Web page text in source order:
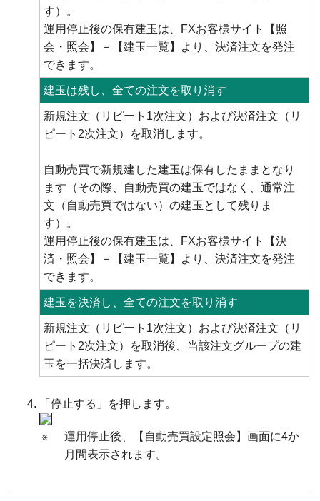
す）。
運用停止後の保有建玉は、FXお客様サイト【照
会・照会】－【建玉一覧】より、決済注文を発注
できます。
建玉は残し、全ての注文を取り消す
新規注文（リピート1次注文）および決済注文（リ
ピート2次注文）を取消します。
自動売買で新規建した建玉は保有したままとなり
ます（その際、自動売買の建玉ではなく、通常注
文（自動売買ではない）の建玉として残りま
す）。
運用停止後の保有建玉は、FXお客様サイト【決
済・照会】－【建玉一覧】より、決済注文を発注
できます。
建玉を決済し、全ての注文を取り消す
新規注文（リピート1次注文）および決済注文（リ
ピート2次注文）を取消後、当該注文グループの建
玉を一括決済します。
「停止する」を押します。
※
運用停止後、【自動売買設定照会】画面に4か
月間表示されます。